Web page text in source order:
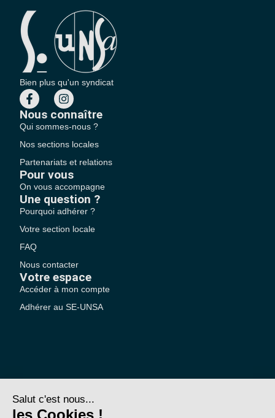
Bien plus qu'un syndicat
Nous connaître
Qui sommes-nous ?
Nos sections locales
Partenariats et relations
Pour vous
On vous accompagne
Une question ?
Pourquoi adhérer ?
Votre section locale
FAQ
Nous contacter
Votre espace
Accéder à mon compte
Adhérer au SE-UNSA